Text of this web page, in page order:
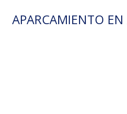
APARCAMIENTO EN